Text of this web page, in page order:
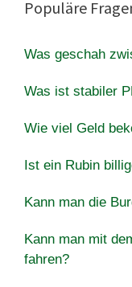
Populäre
Was geschah
Was ist stabiler
Wie viel Geld
Ist ein Rubin
Kann man die
Kann man mit
fahren?